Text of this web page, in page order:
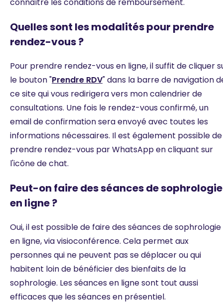
Quelles sont les modalités pour prendre
rendez-vous ?
Pour prendre rendez-vous en ligne, il suffit de cliquer
le bouton "Prendre RDV" dans la barre de navigation
ce site qui vous redirigera vers mon calendrier de
consultations. Une fois le rendez-vous confirmé, un
email de confirmation sera envoyé avec toutes les
informations nécessaires. Il est également possible de
prendre rendez-vous par WhatsApp en cliquant sur
l'icône de chat.
Peut-on faire des séances de sophrologie
en ligne ?
Oui, il est possible de faire des séances de sophrologie
en ligne, via visioconférence. Cela permet aux
personnes qui ne peuvent pas se déplacer ou qui
habitent loin de bénéficier des bienfaits de la
sophrologie. Les séances en ligne sont tout aussi
efficaces que les séances en présentiel.